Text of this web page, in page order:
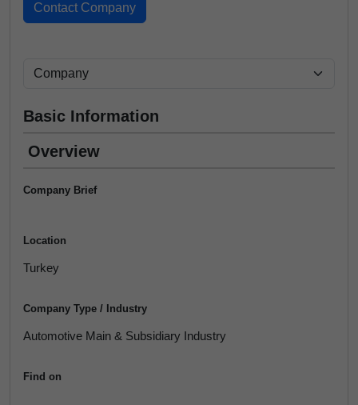
Basic Information
Overview
Company Brief
Location
Turkey
Company Type / Industry
Automotive Main & Subsidiary Industry
Find on